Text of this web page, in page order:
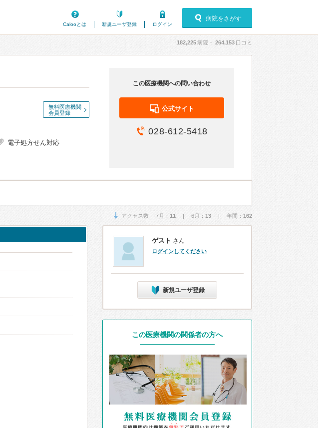
Calooとは
新規ユーザ登録 ログイン
病院をさがす
182,225病院・ 264,153 口コミ
無料医療機関
会員登録
電子処方せん対応
この医療機関への問い合わせ
公式サイト
028-612-5418
アクセス数 7月： 11 | 6月： 13 | 年間： 162
ゲスト さん
ログインしてください
新規ユーザ登録
この医療機関の関係者の方へ